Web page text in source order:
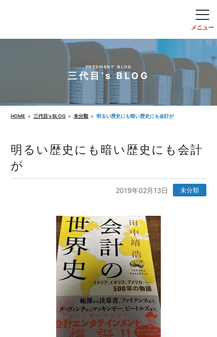
PRESIDENT' BLOG
三代目’s BLOG
HOME 三代目’s BLOG 未分類 明るい歴史にも暗い歴史にも会計が
明るい歴史にも暗い歴史にも会計
が
2019年02月13日 未分類